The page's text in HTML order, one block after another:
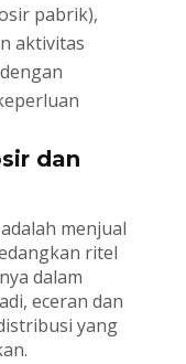
pabrik),
aktivitas
dan
menjual
ritel
dalam
eceran dan
yang